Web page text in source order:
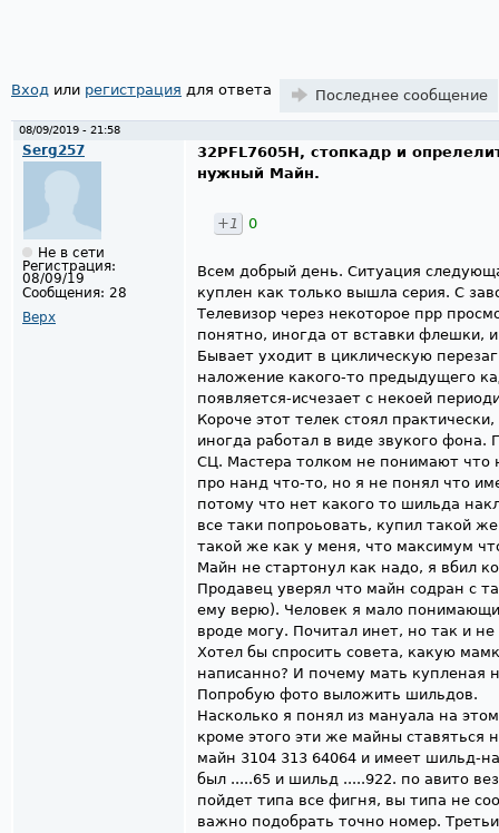
Страницы
Вход или регистрация для ответа Последнее сообщение
08/09/2019 - 21:58
Serg257
Не в сети
Регистрация:
08/09/19
Сообщения: 28
Верх
32PFL7605H, стопкадр и
нужный Майн.
+1 0
Всем добрый день. Ситуация
куплен как только вышла серия. С
Телевизор через некоторое прр
понятно, иногда от вставки флешки,
Бывает уходит в циклическую
наложение какого-то предыдущего
появляется-исчезает с некоей
Короче этот телек стоял
иногда работал в виде звукого
СЦ. Мастера толком не понимают что
про нанд что-то, но я не понял что
потому что нет какого то шильда
все таки попроьовать, купил такой
такой же как у меня, что максимум
Майн не стартонул как надо, я вбил
Продавец уверял что майн содран с
ему верю). Человек я мало
вроде могу. Почитал инет, но так и
Хотел бы спросить совета, какую
написанно? И почему мать купленая
Попробую фото выложить шильдов.
Насколько я понял из мануала на
кроме этого эти же майны ставяться
майн 3104 313 64064 и имеет шильд-
был .....65 и шильд .....922. по авито
пойдет типа все фигня, вы типа не
важно подобрать точно номер.